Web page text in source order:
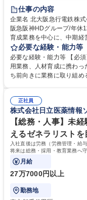
退職金あり
土日祝休み
服装自由
仕事の内容
企業名 北大阪急行電鉄株式会社 求人名 【豊中市/総務人事】経
阪急阪神HDグループ/年休124日 仕事の内容 当社にて採用関
育成業務を中心に、中期
定、さらに社内の重要会議
務全般を担当していただきます。 【主な業務内容】 ■採用
人材育成(社員研修)業務の
投資計画等の策定 ■社内の
務人事】経験者歓迎！/阪
必要な経験・能力等
必要な経験・能力等 【必
用業務、人材育成に携わったことのある方 【
ち前向きに業務に取り組
囲のメンバーと協調しつつ
歴・資格 学歴：大学院 大
正社員
株式会社日立医薬情報
【総務・人事】未
えるゼネラリストを
入社直後は労務（労務管理・給
将来は総務・採用・教育業務へ
ます。
月給
27万7000円以上
勤務地